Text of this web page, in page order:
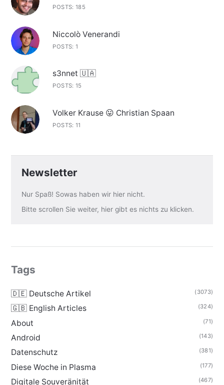
POSTS: 185
Niccolò Venerandi
POSTS: 1
s3nnet 🇺🇦
POSTS: 15
Volker Krause 😛 Christian Spaan
POSTS: 11
Newsletter
Nur Spaß! Sowas haben wir hier nicht.
Bitte scrollen Sie weiter, hier gibt es nichts zu klicken.
Tags
🇩🇪 Deutsche Artikel (3073)
🇬🇧 English Articles (324)
About (71)
Android (143)
Datenschutz (381)
Diese Woche in Plasma (177)
Digitale Souveränität (467)